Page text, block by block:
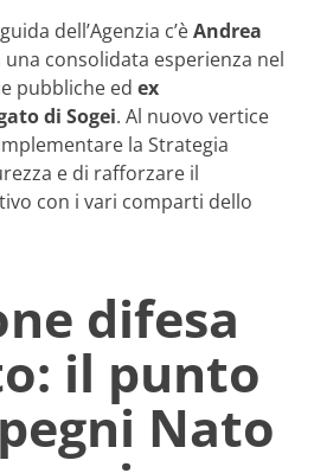
dell’Agenzia c’èAndrea
una consolidata esperienza nel
pubbliche ed ex
di Sogei. Al nuovo vertice
la Strategia
e di rafforzare il
con i vari comparti dello
difesa
il punto
Nato